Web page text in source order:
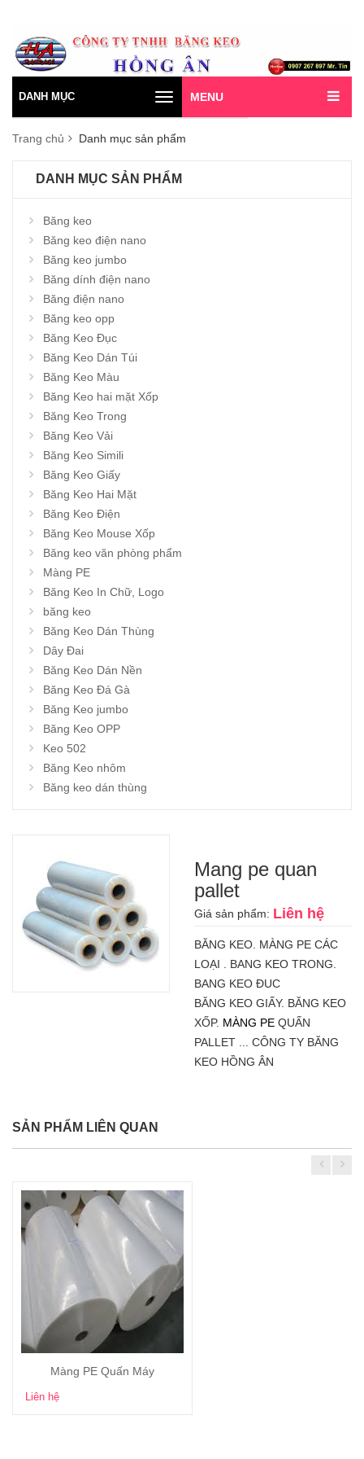
Toggle
navigation
DANH MỤC MENU
Trang chủ Danh mục sản phẩm
DANH MỤC SẢN PHẨM
Băng keo
Băng keo điện nano
Băng keo jumbo
Băng dính điện nano
Băng điện nano
Băng keo opp
Băng Keo Đục
Băng Keo Dán Túi
Băng Keo Màu
Băng Keo hai mặt Xốp
Băng Keo Trong
Băng Keo Vải
Băng Keo Simili
Băng Keo Giấy
Băng Keo Hai Mặt
Băng Keo Điện
Băng Keo Mouse Xốp
Băng keo văn phòng phẩm
Màng PE
Băng Keo In Chữ, Logo
băng keo
Băng Keo Dán Thùng
Dây Đai
Băng Keo Dán Nền
Băng Keo Đá Gà
Băng Keo jumbo
Băng Keo OPP
Keo 502
Băng Keo nhôm
Băng keo dán thùng
Mang pe quan
pallet
Giá sản phẩm: Liên hệ
BĂNG KEO. MÀNG PE CÁC
LOẠI . BANG KEO TRONG.
BANG KEO ĐUC
BĂNG KEO GIẤY. BĂNG KEO
XỐP. MÀNG PE QUẤN
PALLET ... CÔNG TY BĂNG
KEO HỒNG ÂN
SẢN PHẨM LIÊN QUAN
Xem chi tiết
Màng PE Quấn Máy
Liên hệ